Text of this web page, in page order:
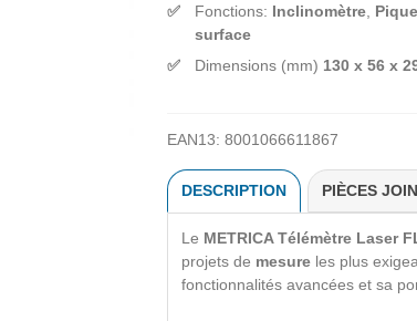
Fonctions: Inclinomètre
surface
Dimensions (mm) 130 x 56 x
EAN13: 8001066611867
DESCRIPTION PIÈCES
Le METRICA Télémètre Laser
projets de mesure les plus
fonctionnalités avancées et sa